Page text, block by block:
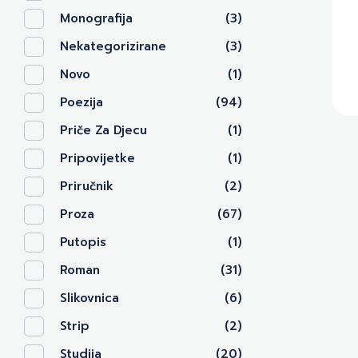
Monografija
(3)
Nekategorizirane
(3)
Novo
(1)
Poezija
(94)
Priče Za Djecu
(1)
Pripovijetke
(1)
Priručnik
(2)
Proza
(67)
Putopis
(1)
Roman
(31)
Slikovnica
(6)
Strip
(2)
Studija
(20)